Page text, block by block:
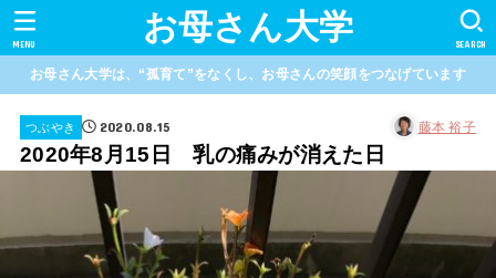
お母さん大学 SEARCH
MENU
お母さん大学は、“孤育て”をなくし、お母さんの笑顔をつなげています
つぶやき 2020.08.15 藤本 裕子
2020年8月15日 乳の痛みが消えた日